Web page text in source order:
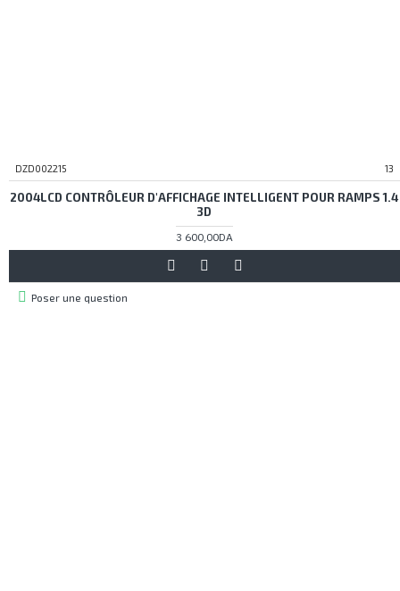
DZD002215 13
2004LCD CONTRÔLEUR D'AFFICHAGE INTELLIGENT POUR RAMPS 1.4
3D
3 600,00DA
Poser une question